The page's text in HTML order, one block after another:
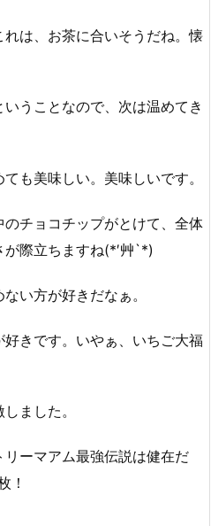
は、お茶に合いそうだね。懐
うことなので、次は温めてき
も美味しい。美味しいです。
チョコチップがとけて、全体
際立ちますね(*′艸`*)
い方が好きだなぁ。
きです。いやぁ、いちご大福
ました。
ーマアム最強伝説は健在だ
！